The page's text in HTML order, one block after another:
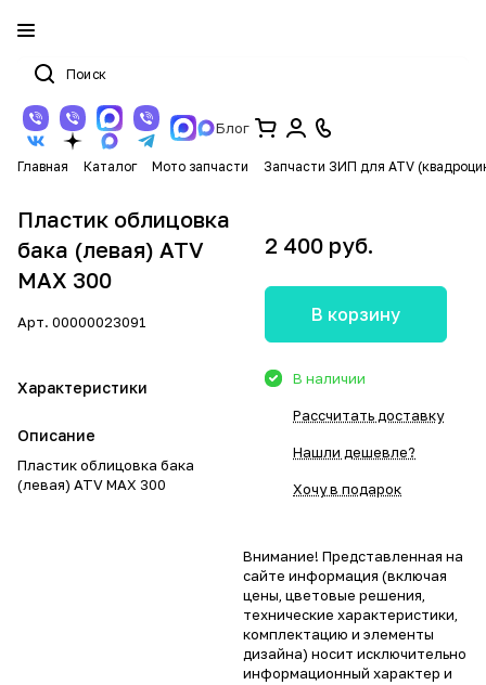
Блог
Главная Каталог Мото запчасти Запчасти ЗИП для ATV
Пластик облицовка
бака (левая) ATV
MAX 300
Арт. 00000023091
Характеристики
Описание
Пластик облицовка бака
(левая) ATV MAX 300
2 400 руб.
В корзину
В наличии
Рассчитать доставку
Нашли дешевле?
Хочу в подарок
Внимание! Представленная на
сайте информация (включая
цены, цветовые решения,
технические характеристики,
комплектацию и элементы
дизайна) носит исключительно
информационный характер и